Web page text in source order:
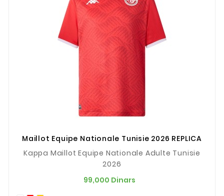
Maillot Equipe Nationale Tunisie 2026 REPLICA
Kappa Maillot Equipe Nationale Adulte Tunisie
2026
99,000 Dinars